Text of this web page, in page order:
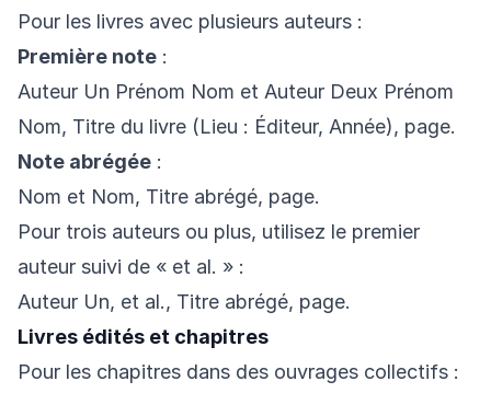
Pour les livres avec plusieurs auteurs :
Première note :
Auteur Un Prénom Nom et Auteur Deux Prénom
Nom, Titre du livre (Lieu : Éditeur, Année), page.
Note abrégée :
Nom et Nom, Titre abrégé, page.
Pour trois auteurs ou plus, utilisez le premier
auteur suivi de « et al. » :
Auteur Un, et al., Titre abrégé, page.
Livres édités et chapitres
Pour les chapitres dans des ouvrages collectifs :